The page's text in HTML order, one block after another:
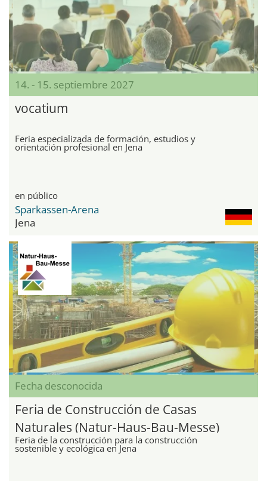
14. - 15. septiembre 2027
vocatium
Feria especializada de formación, estudios y
orientación profesional en Jena
en público
Sparkassen-Arena
Jena
Fecha desconocida
Feria de Construcción de Casas
Naturales (Natur-Haus-Bau-Messe)
Feria de la construcción para la construcción
sostenible y ecológica en Jena